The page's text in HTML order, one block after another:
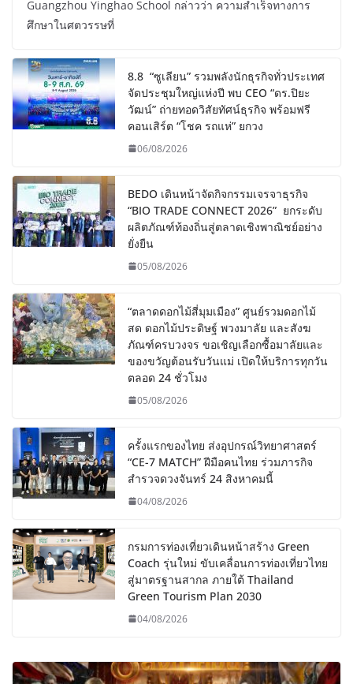
Guangzhou Yinghao School กล่าวว่า ความสำเร็จทางการ
ศึกษาในศตวรรษที่
8.8 “ซูเลียน” รวมพลังนักธุรกิจทั่วประเทศ
จัดประชุมใหญ่แห่งปี พบ CEO “ดร.ปิยะ
วัฒน์” ถ่ายทอดวิสัยทัศน์ธุรกิจ พร้อมฟรี
คอนเสิร์ต “โชค รถแห่” ยกวง
06/08/2026
BEDO เดินหน้าจัดกิจกรรมเจรจาธุรกิจ
“BIO TRADE CONNECT 2026” ยกระดับ
ผลิตภัณฑ์ท้องถิ่นสู่ตลาดเชิงพาณิชย์อย่าง
ยั่งยืน
05/08/2026
“ตลาดดอกไม้สี่มุมเมือง” ศูนย์รวมดอกไม้
สด ดอกไม้ประดิษฐ์ พวงมาลัย และสังฆ
ภัณฑ์ครบวงจร ขอเชิญเลือกซื้อมาลัยและ
ของขวัญต้อนรับวันแม่ เปิดให้บริการทุกวัน
ตลอด 24 ชั่วโมง
05/08/2026
ครั้งแรกของไทย ส่งอุปกรณ์วิทยาศาสตร์
“CE-7 MATCH” ฝีมือคนไทย ร่วมภารกิจ
สำรวจดวงจันทร์ 24 สิงหาคมนี้
04/08/2026
กรมการท่องเที่ยวเดินหน้าสร้าง Green
Coach รุ่นใหม่ ขับเคลื่อนการท่องเที่ยวไทย
สู่มาตรฐานสากล ภายใต้ Thailand
Green Tourism Plan 2030
04/08/2026